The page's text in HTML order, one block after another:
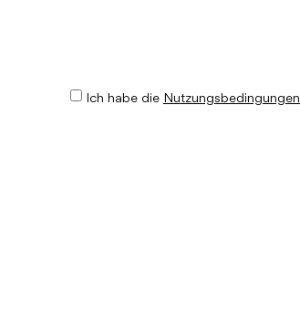
Ich habe die Nutzungsbedingungen